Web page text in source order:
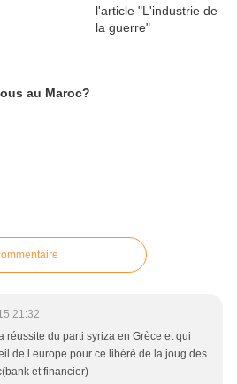
au Maroc?
21:32
réussite du parti syriza en Grèce et qui
de l europe pour ce libéré de la joug des
et financier)